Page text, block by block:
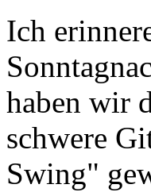
Ich
haben wir
schwere
Swing"